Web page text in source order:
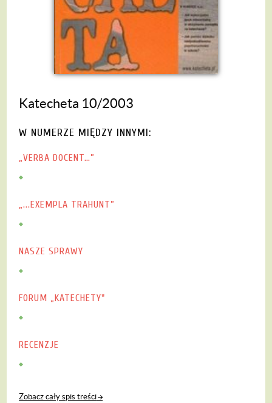
Katecheta 10/2003
W NUMERZE MIĘDZY INNYMI:
„VERBA DOCENT…”
„...EXEMPLA TRAHUNT”
NASZE SPRAWY
FORUM „KATECHETY"
RECENZJE
Zobacz cały spis treści